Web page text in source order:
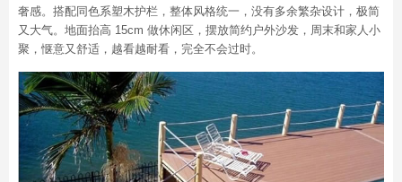
奢感。搭配同色系塑木护栏，整体风格统一，没有多余繁杂设计，极简
又大气。地面抬高 15cm 做休闲区，摆放简约户外沙发，周末和家人小
聚，惬意又舒适，越看越耐看，完全不会过时。